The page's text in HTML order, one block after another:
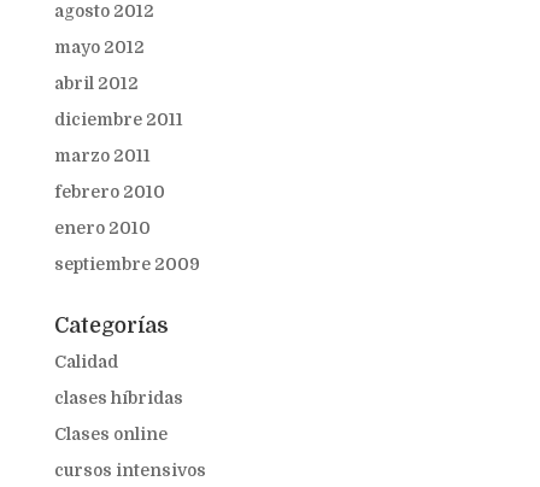
agosto 2012
mayo 2012
abril 2012
diciembre 2011
marzo 2011
febrero 2010
enero 2010
septiembre 2009
Categorías
Calidad
clases híbridas
Clases online
cursos intensivos